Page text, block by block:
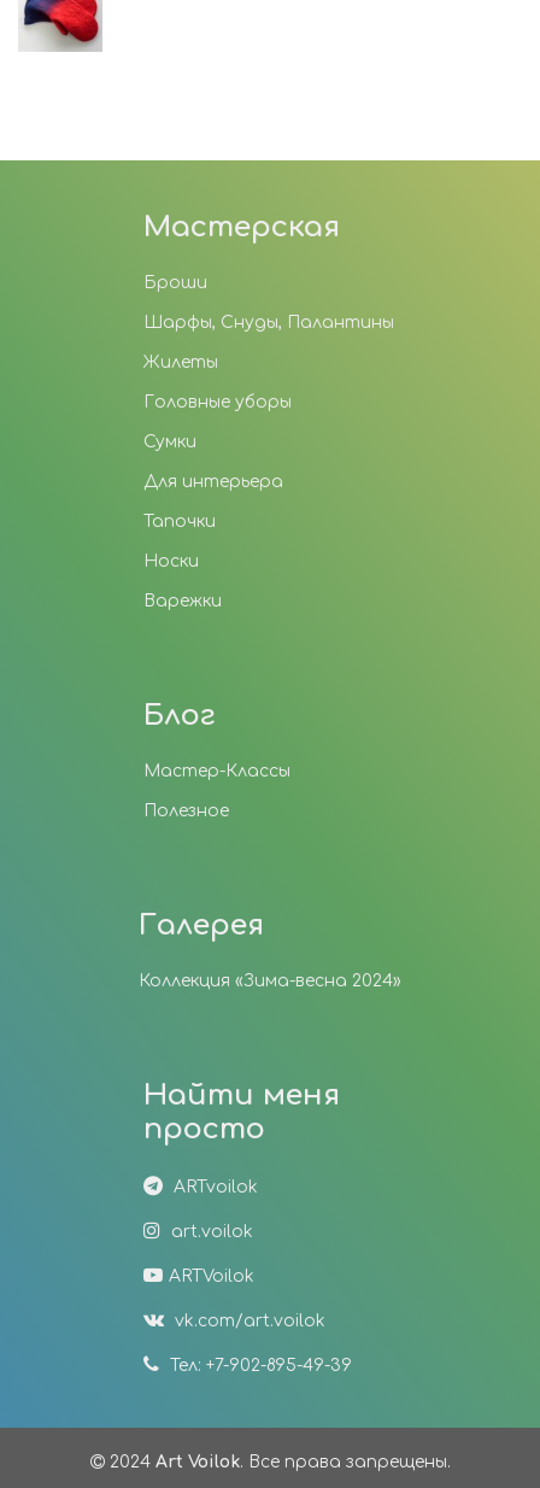
Мастерская
Броши
Шарфы, Снуды, Палантины
Жилеты
Головные уборы
Сумки
Для интерьера
Тапочки
Носки
Варежки
Блог
Мастер-Классы
Полезное
Галерея
Коллекция «Зима-весна 2024»
Найти меня
просто
ARTvoilok
art.voilok
ARTVoilok
vk.com/art.voilok
Тел: +7-902-895-49-39
2024 Art Voilok. Все права запрещены.